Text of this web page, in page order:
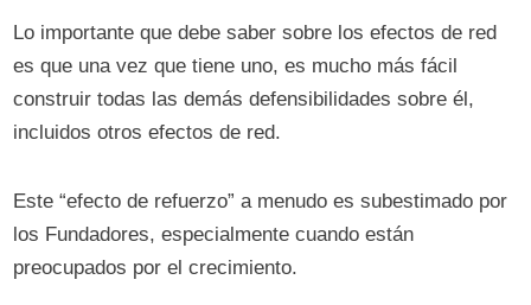
Lo importante que debe saber sobre los efectos de red
es que una vez que tiene uno, es mucho más fácil
construir todas las demás defensibilidades sobre él,
incluidos otros efectos de red.
Este “efecto de refuerzo” a menudo es subestimado por
los Fundadores, especialmente cuando están
preocupados por el crecimiento.